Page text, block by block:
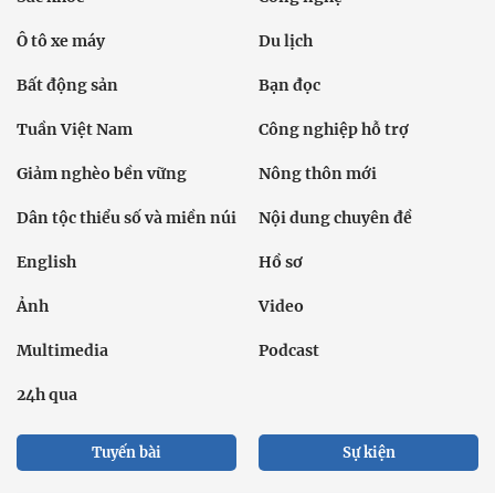
Ô tô xe máy Du lịch
Bất động sản Bạn đọc
Tuần Việt Nam Công nghiệp hỗ trợ
Giảm nghèo bền vững Nông thôn mới
Dân tộc thiểu số và miền núi Nội dung chuyên đề
English Hồ sơ
Ảnh Video
Multimedia Podcast
24h qua
Tuyến bài Sự kiện